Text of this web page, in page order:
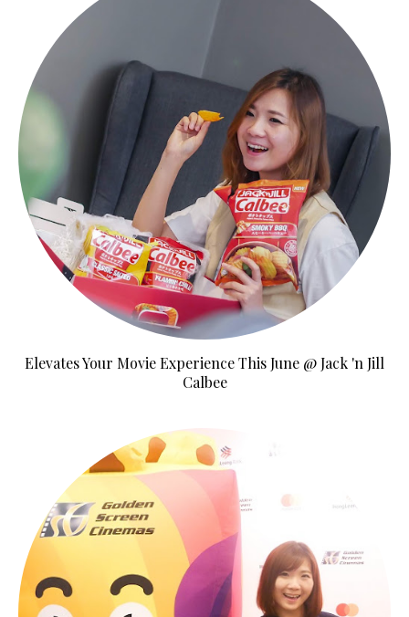
Elevates Your Movie Experience This June @ Jack 'n Jill
Calbee